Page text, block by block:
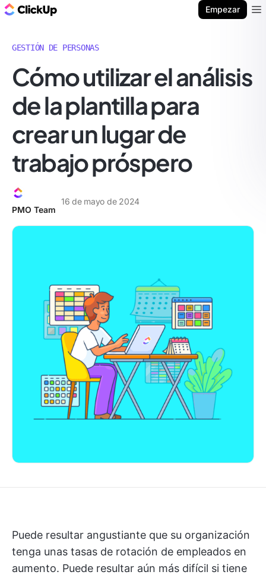
Empezar
GESTIÓN DE PERSONAS
Cómo utilizar el análisis
de la plantilla para
crear un lugar de
trabajo próspero
PMO Team
16 de mayo de 2024
Puede resultar angustiante que su organización
tenga unas tasas de rotación de empleados en
aumento. Puede resultar aún más difícil si tiene